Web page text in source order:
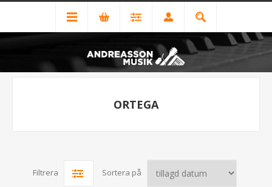
ORTEGA
Filtrera Sortera på